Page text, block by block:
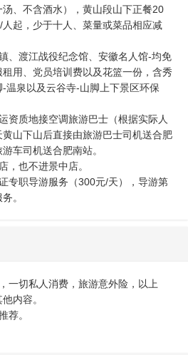
、不含酒水），黄山段山下正餐20
起，少于十人、菜量或菜品相应减
、渡江战役纪念馆、安徽名人馆-均免
用、党员培训费以及花篮一份，含秀
温泉以及云谷寺-山脚上下景区环保
资质地接空调旅游巴士（根据实际人
山下山后直接由旅游巴士司机送合肥
车司机送合肥南站。
，也不进景中店。
专职导游服务（300元/天），导游第
。
一切私人消费，旅游意外险，以上
内容。
荐。